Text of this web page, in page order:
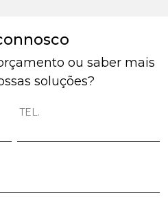
ou saber mais
soluções?